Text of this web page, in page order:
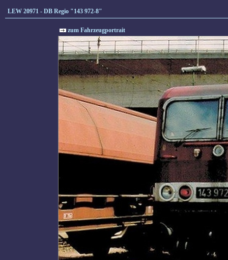
LEW 20971 - DB Regio "143 972-8"
zum Fahrzeugportrait